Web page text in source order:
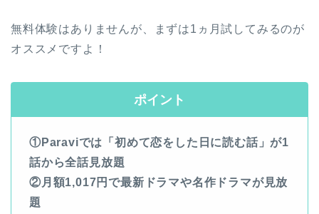
無料体験はありませんが、まずは1ヵ月試してみるのが
オススメですよ！
ポイント
①Paraviでは「初めて恋をした日に読む話」が1
話から全話見放題
②月額1,017円で最新ドラマや名作ドラマが見放
題